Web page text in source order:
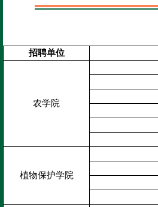
招聘单位
农学院
植物保护学院